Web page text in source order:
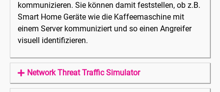
kommunizieren. Sie können damit feststellen, ob z.B.
Smart Home Geräte wie die Kaffeemaschine mit
einem Server kommuniziert und so einen Angreifer
visuell identifizieren.
Network Threat Traffic Simulator